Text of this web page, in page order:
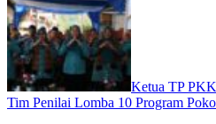
Ketua TP
Tim Penilai Lomba 10 Program